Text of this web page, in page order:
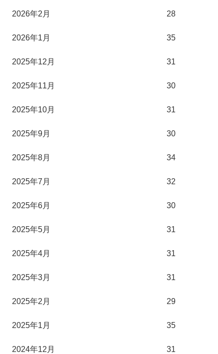
2026年2月 28
2026年1月 35
2025年12月 31
2025年11月 30
2025年10月 31
2025年9月 30
2025年8月 34
2025年7月 32
2025年6月 30
2025年5月 31
2025年4月 31
2025年3月 31
2025年2月 29
2025年1月 35
2024年12月 31